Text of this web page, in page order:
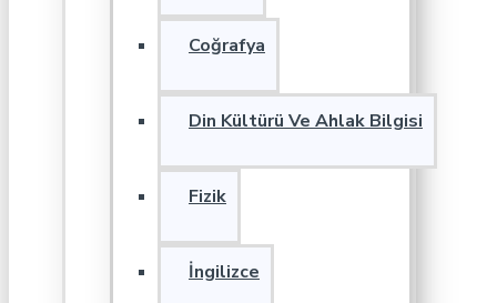
Coğrafya
Din Kültürü Ve Ahlak Bilgisi
Fizik
İngilizce